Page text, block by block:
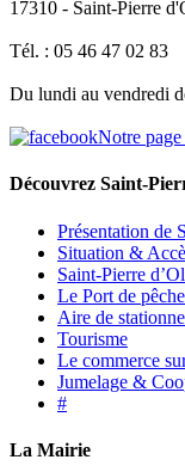
17310 - Saint-Pierre
Tél. : 05 46 47 02 83
Du lundi au vendredi
Notre
Découvrez Saint-
Présentation de
Situation &
Saint-Pierre
Le Port de pêche
Aire de
Tourisme
Le commerce
Jumelage &
#
La Mairie